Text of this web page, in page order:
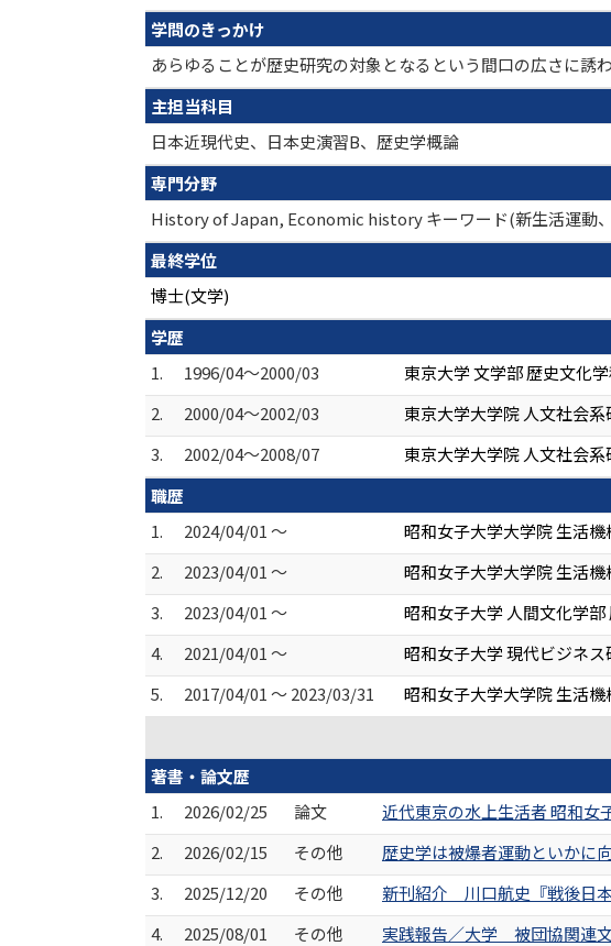
学問のきっかけ
あらゆることが歴史研究の対象となるという間口の広さに誘
主担当科目
日本近現代史、日本史演習B、歴史学概論
専門分野
History of Japan, Economic history キーワード(新生活運動
最終学位
博士(文学)
学歴
1.
1996/04～2000/03
東京大学 文学部 歴史文化
2.
2000/04～2002/03
東京大学大学院 人文社会
3.
2002/04～2008/07
東京大学大学院 人文社会
職歴
1.
2024/04/01 ～
昭和女子大学大学院 生活
2.
2023/04/01 ～
昭和女子大学大学院 生活
3.
2023/04/01 ～
昭和女子大学 人間文化学部
4.
2021/04/01 ～
昭和女子大学 現代ビジネス
5.
2017/04/01 ～ 2023/03/31
昭和女子大学大学院 生活
著書・論文歴
1.
2026/02/25 論文
近代東京の水上生活者 昭和女
2.
2026/02/15 その他
歴史学は被爆者運動といかに
3.
2025/12/20 その他
新刊紹介 川口航史『戦後日
4.
2025/08/01 その他
実践報告／大学 被団協関連